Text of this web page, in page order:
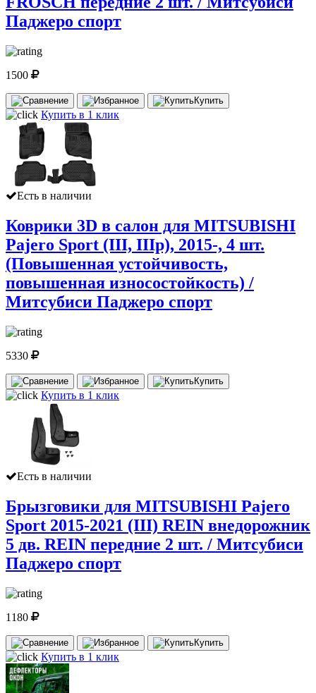
Паджеро спорт
1500
Купить
Купить в 1 клик
Есть в наличии
Коврики 3D в салон для MITSUBISHI
Pajero Sport (III, IIIp), 2015-, 4 шт.
(Повышенная устойчивость,
повышенная износостойкость) /
Митсубиси Паджеро спорт
5330
Купить
Купить в 1 клик
Есть в наличии
Брызговики для MITSUBISHI Pajero
Sport 2015-2021 (III) REIN внедорожник
5 дв. REIN передние 2 шт. / Митсубиси
Паджеро спорт
1180
Купить
Купить в 1 клик